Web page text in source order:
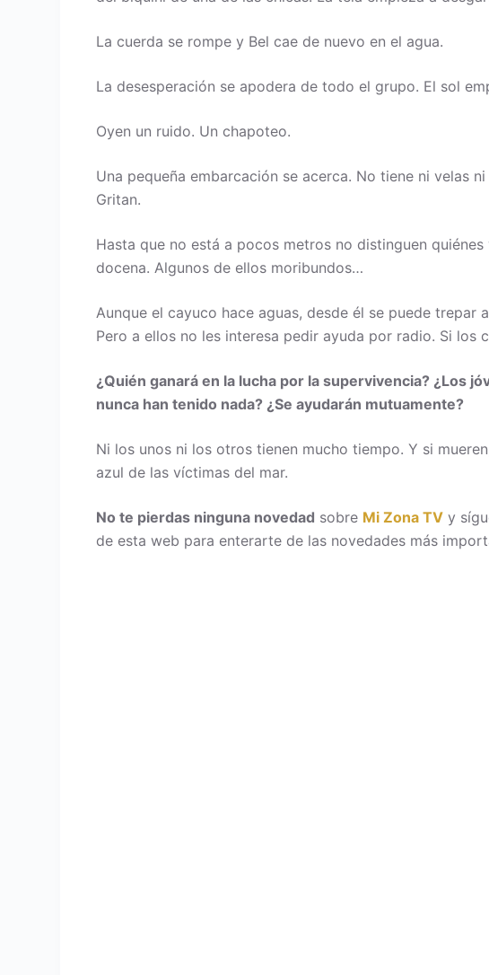
La cuerda se rompe y Bel cae de nuevo en el agua.
La desesperación se apodera de todo el grupo. El sol
Oyen un ruido. Un chapoteo.
Una pequeña embarcación se acerca. No tiene ni velas
Gritan.
Hasta que no está a pocos metros no distinguen
docena. Algunos de ellos moribundos…
Aunque el cayuco hace aguas, desde él se puede
Pero a ellos no les interesa pedir ayuda por radio. Si
¿Quién ganará en la lucha por la supervivencia? ¿Los
nunca han tenido nada? ¿Se ayudarán mutuamente?
Ni los unos ni los otros tienen mucho tiempo. Y si
azul de las víctimas del mar.
No te pierdas ninguna novedad sobre Mi Zona TV y
de esta web para enterarte de las novedades más